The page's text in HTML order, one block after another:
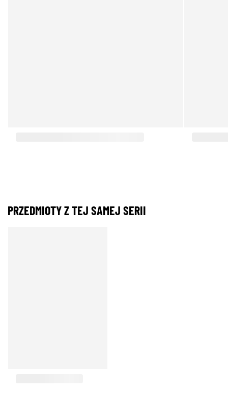
PRZEDMIOTY Z TEJ SAMEJ SERII